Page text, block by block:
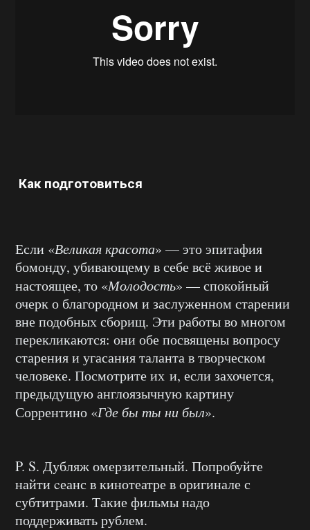
Как подготовиться
Если «Великая красота» — это эпитафия
бомонду, убивающему в себе всё живое и
настоящее, то «Молодость» — спокойный
очерк о благородном и заслуженном старении
вне подобных сборищ. Эти работы во многом
перекликаются: они обе посвящены вопросу
старения и угасания таланта в творческом
человеке. Посмотрите их и, если захочется,
предыдущую англоязычную картину
Соррентино «Где бы ты ни был».
P. S. Дубляж омерзительный. Попробуйте
найти cеанс в кинотеатре в оригинале с
субтитрами. Такие фильмы надо
поддерживать рублем.